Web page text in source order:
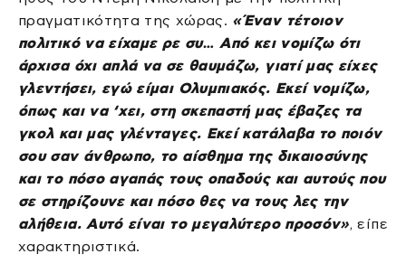
πραγματικότητα της χώρας. «Έναν τέτοιον
πολιτικό να είχαμε ρε συ… Από κει νομίζω ότι
άρχισα όχι απλά να σε θαυμάζω, γιατί μας είχες
γλεντήσει, εγώ είμαι Ολυμπιακός. Εκεί νομίζω,
όπως και να ‘χει, στη σκεπαστή μας έβαζες τα
γκολ και μας γλένταγες. Εκεί κατάλαβα το ποιόν
σου σαν άνθρωπο, το αίσθημα της δικαιοσύνης
και το πόσο αγαπάς τους οπαδούς και αυτούς που
σε στηρίζουνε και πόσο θες να τους λες την
αλήθεια. Αυτό είναι το μεγαλύτερο προσόν», είπε
χαρακτηριστικά.